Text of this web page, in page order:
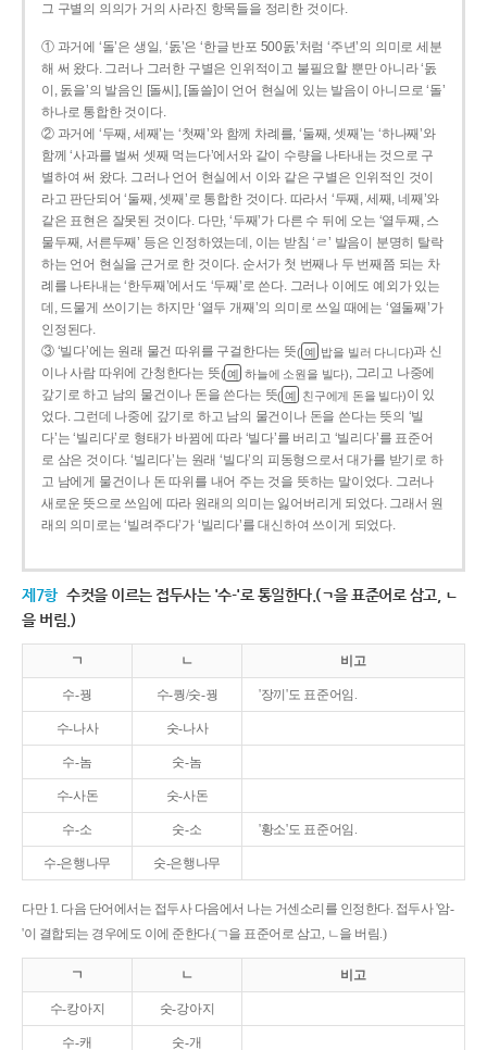
그 구별의 의의가 거의 사라진 항목들을 정리한 것이다.
① 과거에 ‘돌’은 생일, ‘돐’은 ‘한글 반포 500돐’처럼 ‘주년’의 의미로 세분
해 써 왔다. 그러나 그러한 구별은 인위적이고 불필요할 뿐만 아니라 ‘돐
이, 돐을’의 발음인 [돌씨], [돌쓸]이 언어 현실에 있는 발음이 아니므로 ‘돌’
하나로 통합한 것이다.
② 과거에 ‘두째, 세째’는 ‘첫째’와 함께 차례를, ‘둘째, 셋째’는 ‘하나째’와
함께 ‘사과를 벌써 셋째 먹는다’에서와 같이 수량을 나타내는 것으로 구
별하여 써 왔다. 그러나 언어 현실에서 이와 같은 구별은 인위적인 것이
라고 판단되어 ‘둘째, 셋째’로 통합한 것이다. 따라서 ‘두째, 세째, 네째’와
같은 표현은 잘못된 것이다. 다만, ‘두째’가 다른 수 뒤에 오는 ‘열두째, 스
물두째, 서른두째’ 등은 인정하였는데, 이는 받침 ‘ㄹ’ 발음이 분명히 탈락
하는 언어 현실을 근거로 한 것이다. 순서가 첫 번째나 두 번째쯤 되는 차
례를 나타내는 ‘한두째’에서도 ‘두째’로 쓴다. 그러나 이에도 예외가 있는
데, 드물게 쓰이기는 하지만 ‘열두 개째’의 의미로 쓰일 때에는 ‘열둘째’가
인정된다.
③ ‘빌다’에는 원래 물건 따위를 구걸한다는 뜻( 예 밥을 빌러 다니다)과 신
이나 사람 따위에 간청한다는 뜻( 예 하늘에 소원을 빌다), 그리고 나중에
갚기로 하고 남의 물건이나 돈을 쓴다는 뜻( 예 친구에게 돈을 빌다)이 있
었다. 그런데 나중에 갚기로 하고 남의 물건이나 돈을 쓴다는 뜻의 ‘빌
다’는 ‘빌리다’로 형태가 바뀜에 따라 ‘빌다’를 버리고 ‘빌리다’를 표준어
로 삼은 것이다. ‘빌리다’는 원래 ‘빌다’의 피동형으로서 대가를 받기로 하
고 남에게 물건이나 돈 따위를 내어 주는 것을 뜻하는 말이었다. 그러나
새로운 뜻으로 쓰임에 따라 원래의 의미는 잃어버리게 되었다. 그래서 원
래의 의미로는 ‘빌려주다’가 ‘빌리다’를 대신하여 쓰이게 되었다.
제7항 수컷을 이르는 접두사는 '수-'로 통일한다.(ㄱ을 표준어로 삼고, ㄴ
을 버림.)
ㄱ ㄴ 비고
수-꿩 수-퀑/숫-꿩 '장끼'도 표준어임.
수-나사 숫-나사
수-놈 숫-놈
수-사돈 숫-사돈
수-소 숫-소 '황소'도 표준어임.
수-은행나무 숫-은행나무
다만 1. 다음 단어에서는 접두사 다음에서 나는 거센소리를 인정한다. 접두사 '암-
'이 결합되는 경우에도 이에 준한다.(ㄱ을 표준어로 삼고, ㄴ을 버림.)
ㄱ ㄴ 비고
수-캉아지 숫-강아지
수-캐 숫-개